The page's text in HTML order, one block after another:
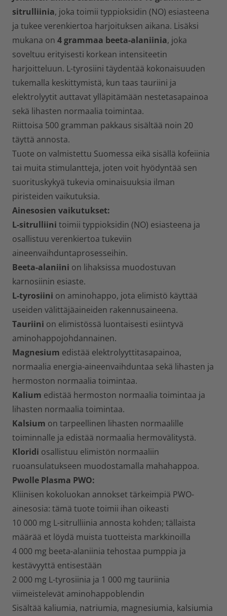
sitrulliinia, joka toimii typpioksidin (NO) esiasteena
ja tukee verenkiertoa harjoituksen aikana. Lisäksi
mukana on 4 grammaa beeta-alaniinia, joka
soveltuu erityisesti korkean intensiteetin
harjoitteluun. L-tyrosiini täydentää kokonaisuuden
tukemalla keskittymistä, kun taas tauriini ja
elektrolyytit auttavat ylläpitämään nestetasapainoa
sekä lihasten normaalia toimintaa.
Riittoisa 500 gramman pakkaus sisältää noin 20
täyttä annosta.
Tuote on valmistettu Suomessa eikä sisällä kofeiinia
tai muita stimulantteja, joten voit hyödyntää sen
suorituskykyä tukevia ominaisuuksia ilman
piristeiden vaikutuksia.
Ainesosien vaikutukset:
L-sitrulliini toimii typpioksidin (NO) esiasteena ja
osallistuu verenkiertoa tukeviin
aineenvaihduntaprosesseihin.
Beeta-alaniini on lihaksissa muodostuvan
karnosiinin esiaste.
L-tyrosiini on aminohappo, jota elimistö käyttää
useiden välittäjäaineiden rakennusaineena.
Tauriini on elimistössä luontaisesti esiintyvä
aminohappojohdannainen.
Magnesium edistää elektrolyyttitasapainoa,
normaalia energia-aineenvaihduntaa sekä lihasten ja
hermoston normaalia toimintaa.
Kalium edistää hermoston normaalia toimintaa ja
lihasten normaalia toimintaa.
Kalsium on tarpeellinen lihasten normaalille
toiminnalle ja edistää normaalia hermovälitystä.
Kloridi osallistuu elimistön normaaliin
ruoansulatukseen muodostamalla mahahappoa.
Pwolle Plasma PWO:
Kliinisen kokoluokan annokset tärkeimpiä PWO-
ainesosia: tämä tuote toimii ihan oikeasti
10 000 mg L-sitrulliinia annosta kohden; tällaista
määrää et löydä muista tuotteista markkinoilla
4 000 mg beeta-alaniinia tehostaa pumppia ja
kestävyyttä entisestään
2 000 mg L-tyrosiinia ja 1 000 mg tauriinia
viimeistelevät aminohappoblendin
Sisältää kaliumia, natriumia, magnesiumia, kalsiumia